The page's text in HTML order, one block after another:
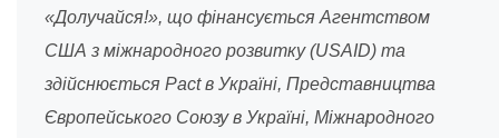
«Долучайся!», що фінансується Агентством
США з міжнародного розвитку (USAID) та
здійснюється Pact в Україні, Представництва
Європейського Союзу в Україні, Міжнародного